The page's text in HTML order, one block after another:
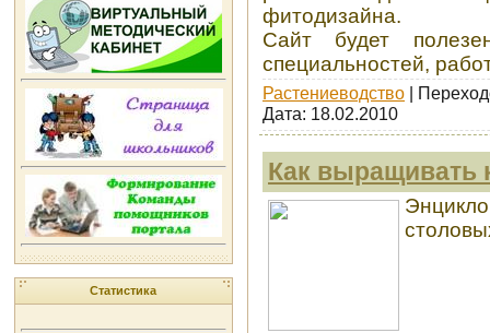
Статистика
фитодизайна.
Сайт будет
специальностей,
Растениеводство |
Дата: 18.02.2010
Как выращивать